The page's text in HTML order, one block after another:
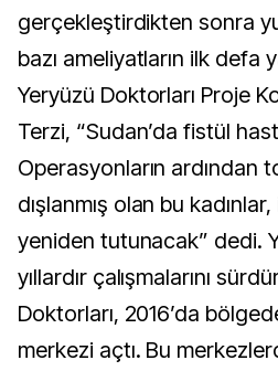
gerçekleştirdikten sonra
bazı ameliyatların ilk defa
Yeryüzü Doktorları Proje
Terzi, “Sudan’da fistül
Operasyonların ardından
dışlanmış olan bu
yeniden tutunacak” dedi.
yıllardır çalışmalarını
Doktorları, 2016’da
merkezi açtı. Bu